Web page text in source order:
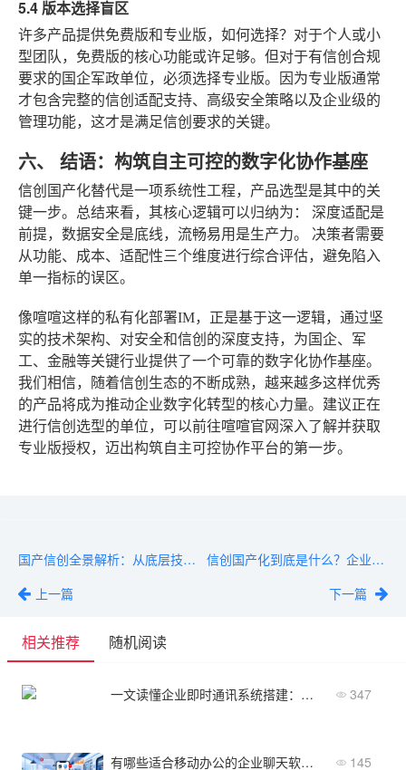
5.4 版本选择盲区
许多产品提供免费版和专业版，如何选择？对于个人或小
型团队，免费版的核心功能或许足够。但对于有信创合规
要求的国企军政单位，必须选择专业版。因为专业版通常
才包含完整的信创适配支持、高级安全策略以及企业级的
管理功能，这才是满足信创要求的关键。
六、 结语：构筑自主可控的数字化协作基座
信创国产化替代是一项系统性工程，产品选型是其中的关
键一步。总结来看，其核心逻辑可以归纳为： 深度适配是
前提，数据安全是底线，流畅易用是生产力。
决策者需要
从功能、成本、适配性三个维度进行综合评估，避免陷入
单一指标的误区。
像喧喧这样的私有化部署IM，正是基于这一逻辑，通过坚
实的技术架构、对安全和信创的深度支持，为国企、军
工、金融等关键行业提供了一个可靠的数字化协作基座。
我们相信，随着信创生态的不断成熟，越来越多这样优秀
的产品将成为推动企业数字化转型的核心力量。建议正在
进行信创选型的单位，可以前往喧喧官网深入了解并获取
专业版授权，迈出构筑自主可控协作平台的第一步。
国产信创全景解析：从底层技术到应用生态的全貌梳理
上一篇
信创国产化到底是什么？企业必知的转型核心与实施路径
下一篇
相关推荐 随机阅读
一文读懂企业即时通讯系统搭建：为什么、五类服务商、怎么选、落地全流程详解 347
有哪些适合移动办公的企业聊天软件？5款推荐 145